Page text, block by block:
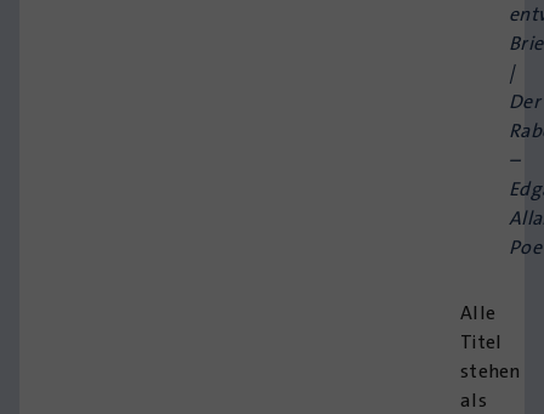
|
Der
–
Poe
Alle
Titel
stehen
als